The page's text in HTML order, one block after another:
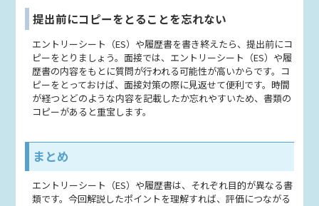
提出前にコピーをとることを忘れない
エントリーシート（ES）や履歴書を書き終えたら、提出前にコ
ピーをとりましょう。面接では、エントリーシート（ES）や履
歴書の内容をもとに質問が行われる可能性が高いからです。コ
ピーをとっておけば、面接対策の際に見返せて便利です。時間
が経つとどのような内容を記載したか忘れやすいため、書類の
コピーがあると重宝します。
まとめ
エントリーシート（ES）や履歴書は、それぞれ目的が異なる書
類です。今回解説したポイントを理解すれば、評価につながる